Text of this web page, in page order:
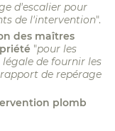
d'escalier pour
de l'intervention".
des maîtres
"pour les
de fournir les
de repérage
plomb